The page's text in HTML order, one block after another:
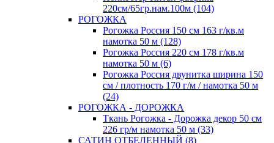
220см/65гр.нам.100м (104)
РОГОЖКА
Рогожка Россия 150 см 163 г/кв.м
намотка 50 м (128)
Рогожка Россия 220 см 178 г/кв.м
намотка 50 м (6)
Рогожка Россия двунитка ширина 150
см / плотность 170 г/м / намотка 50 м
(24)
РОГОЖКА - ДОРОЖКА
Ткань Рогожка - Дорожка декор 50 см
226 гр/м намотка 50 м (33)
САТИН ОТБЕЛЕННЫЙ (8)